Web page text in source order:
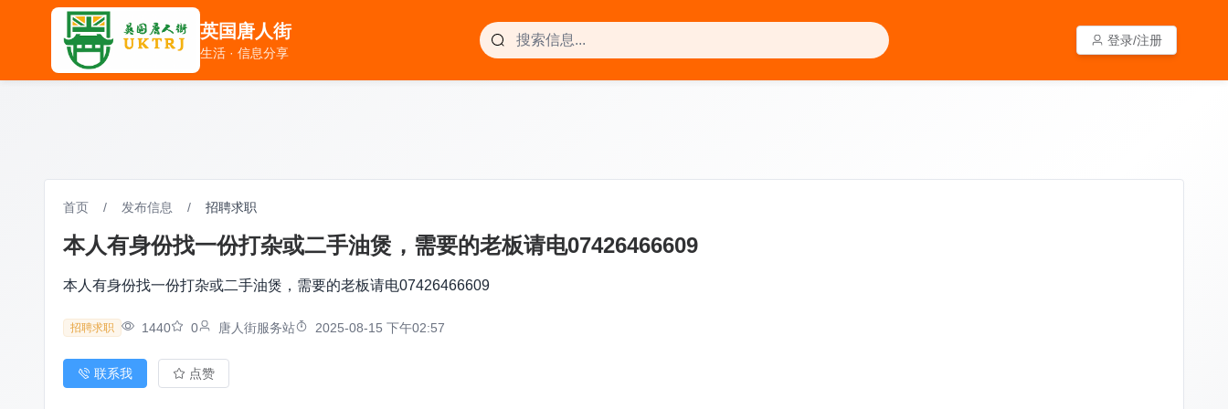
英国唐人街
生活 · 信息分享
登录/注册
英国唐人街
生活 · 信息分享
登录/注册
首页 / 发布信息 / 招聘求职
本人有身份找一份打杂或二手油煲，需要的老板请电07426466609
本人有身份找一份打杂或二手油煲，需要的老板请电07426466609
招聘求职 1440 0 唐人街服务站 2025-08-15 下午02:57
联系我 点赞